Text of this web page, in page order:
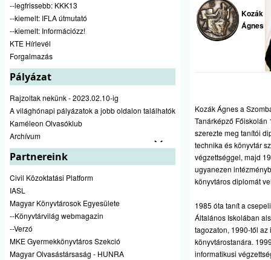
--legfrissebb: KKK13
--kiemelt: IFLA útmutató
--kiemelt: Információzz!
KTE Hírlevél
Forgalmazás
Pályázat
Rajzoltak nekünk - 2023.02.10-ig
A világhónapi pályázatok a jobb oldalon találhatók
Kaméleon Olvasóklub
Archívum
Partnereink
Civil Közoktatási Platform
IASL
Magyar Könyvtárosok Egyesülete
--Könyvtárvilág webmagazin
--Verzó
MKE Gyermekkönyvtáros Szekció
Magyar Olvasástársaság - HUNRA
Kozák
Ágnes
Kozák Ágnes a
Tanárképző Főiskolán
szerezte meg tanítói
technika és könyvtár
végzettséggel, majd
ugyanezen
könyvtáros diplomát
1985 óta tanít a
Általános Iskolában
tagozaton, 1990-től az
könyvtárostanára.
informatikusi